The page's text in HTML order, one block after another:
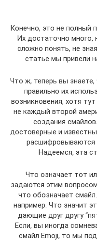
Конечно, это не полный
Их достаточно много,
сложно понять, не
статье мы привели
Что ж, теперь вы
правильно их
возникновения, хотя
не каждый второй
создания
достоверные и
расшифровываются
Надеемся, эта
Что означает тот
задаются этим
что обозначает
например. Что значит
дающие друг другу
Если, вы иногда
смайл Emoji, то мы